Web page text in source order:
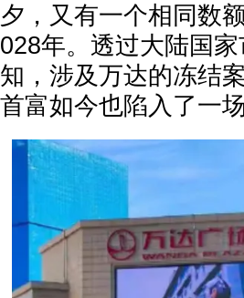
夕，又有一个相同数
028年。透过大陆国
知，涉及万达的冻结
首富如今也陷入了一